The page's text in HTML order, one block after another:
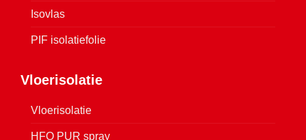
Isovlas
PIF isolatiefolie
Vloerisolatie
Vloerisolatie
HFO PUR spray